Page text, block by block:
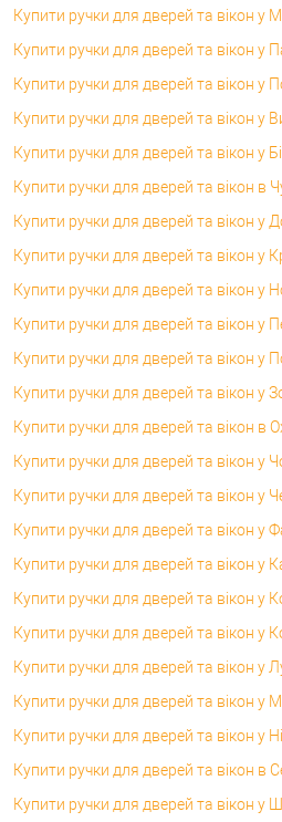
Купити ручки для дверей та вікон у
Купити ручки для дверей та вікон у
Купити ручки для дверей та вікон у
Купити ручки для дверей та вікон у
Купити ручки для дверей та вікон у
Купити ручки для дверей та вікон в
Купити ручки для дверей та вікон у
Купити ручки для дверей та вікон у
Купити ручки для дверей та вікон у
Купити ручки для дверей та вікон у
Купити ручки для дверей та вікон у
Купити ручки для дверей та вікон у
Купити ручки для дверей та вікон в
Купити ручки для дверей та вікон у
Купити ручки для дверей та вікон у
Купити ручки для дверей та вікон у
Купити ручки для дверей та вікон у
Купити ручки для дверей та вікон у
Купити ручки для дверей та вікон у
Купити ручки для дверей та вікон у
Купити ручки для дверей та вікон у
Купити ручки для дверей та вікон у
Купити ручки для дверей та вікон в
Купити ручки для дверей та вікон у